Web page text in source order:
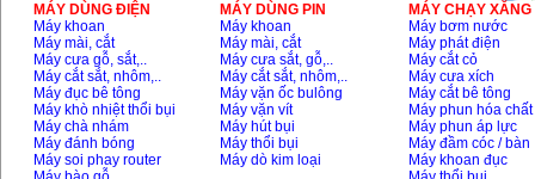
MÁY DÙNG ĐIỆN
Máy khoan
Máy mài, cắt
Máy cưa gỗ, sắt,..
Máy cắt sắt, nhôm,..
Máy đục bê tông
Máy khò nhiệt thổi bụi
Máy chà nhám
Máy đánh bóng
Máy soi phay router
MÁY DÙNG PIN
Máy khoan
Máy mài, cắt
Máy cưa sắt, gỗ,..
Máy cắt sắt, nhôm,..
Máy vặn ốc bulông
Máy vặn vít
Máy hút bụi
Máy thổi bụi
Máy dò kim loại
MÁY CHẠY
Máy bơm nước
Máy phát điện
Máy cắt cỏ
Máy cưa xích
Máy cắt bê tông
Máy phun hóa chất
Máy phun áp lực
Máy đầm cóc / bàn
Máy khoan đục